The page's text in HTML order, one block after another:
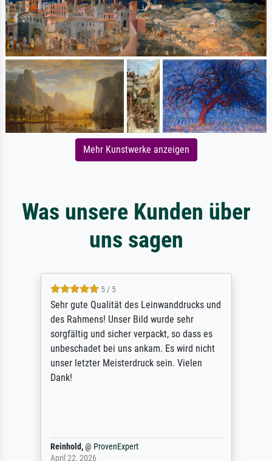
Mehr Kunstwerke anzeigen
Was unsere Kunden über
uns sagen
5 / 5
Sehr gute Qualität des Leinwanddrucks und
des Rahmens! Unser Bild wurde sehr
sorgfältig und sicher verpackt, so dass es
unbeschadet bei uns ankam. Es wird nicht
unser letzter Meisterdruck sein. Vielen
Dank!
Reinhold,@ ProvenExpert
April 22, 2026